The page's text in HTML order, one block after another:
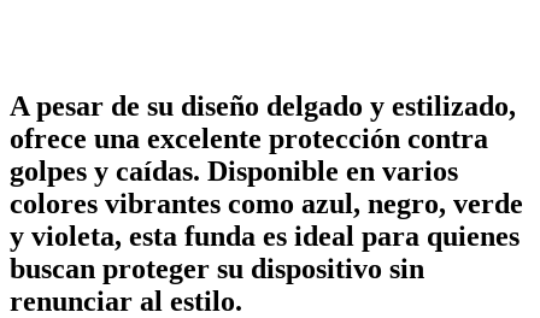
A pesar de su diseño delgado y estilizado,
ofrece una excelente protección contra
golpes y caídas. Disponible en varios
colores vibrantes como azul, negro, verde
y violeta, esta funda es ideal para quienes
buscan proteger su dispositivo sin
renunciar al estilo.